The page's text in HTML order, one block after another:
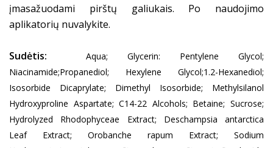
įmasažuodami pirštų galiukais. Po naudojimo
aplikatorių nuvalykite.
Sudėtis: Aqua; Glycerin: Pentylene Glycol;
Niacinamide;Propanediol; Hexylene Glycol;1.2-Hexanediol;
Isosorbide Dicaprylate; Dimethyl Isosorbide; Methylsilanol
Hydroxyproline Aspartate; C14-22 Alcohols; Betaine; Sucrose;
Hydrolyzed Rhodophyceae Extract; Deschampsia antarctica
Leaf Extract; Orobanche rapum Extract; Sodium